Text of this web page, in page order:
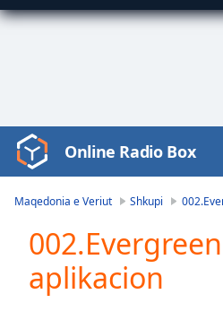
Video
Player
Play
Video
Online Radio Box
Maqedonia e Veriut Shkupi
aplikacion